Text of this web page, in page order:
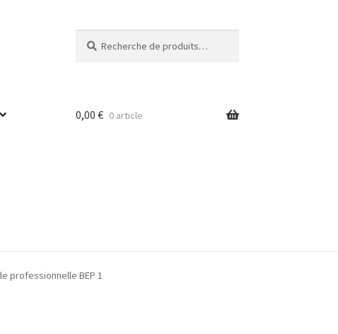
pour :
0,00 € 0 article
professionnelle BEP 1